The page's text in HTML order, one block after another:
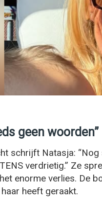
geen woorden”
schrijft Natasja:
verdrietig.” Ze
enorme verlies. De
heeft geraakt.